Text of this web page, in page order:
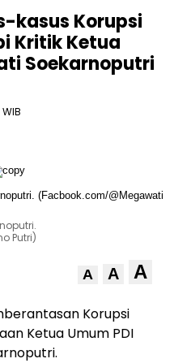
kasus Korupsi
Kritik Ketua
Soekarnoputri
Putri)
A A A
Korupsi
Ketua Umum PDI